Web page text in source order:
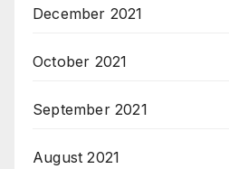
December 2021
October 2021
September 2021
August 2021